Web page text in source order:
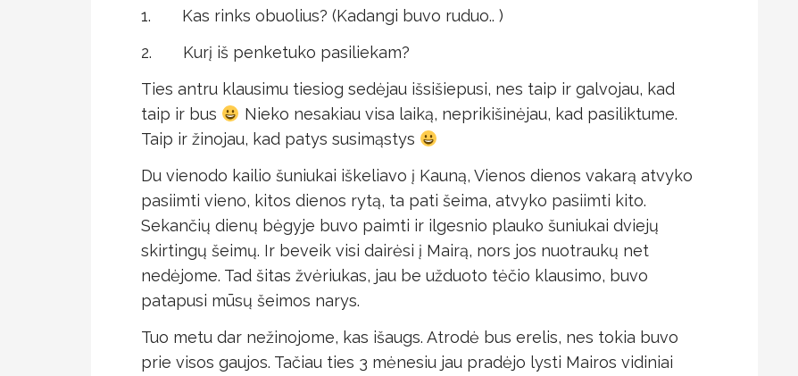
1. Kas rinks obuolius? (Kadangi buvo ruduo.. )
2. Kurį iš penketuko pasiliekam?
Ties antru klausimu tiesiog sedėjau išsišiepusi, nes taip ir galvojau, kad
taip ir bus
Nieko nesakiau visa laiką, neprikišinėjau, kad pasiliktume.
Taip ir žinojau, kad patys susimąstys
Du vienodo kailio šuniukai iškeliavo į Kauną, Vienos dienos vakarą atvyko
pasiimti vieno, kitos dienos rytą, ta pati šeima, atvyko pasiimti kito.
Sekančių dienų bėgyje buvo paimti ir ilgesnio plauko šuniukai dviejų
skirtingų šeimų. Ir beveik visi dairėsi į Mairą, nors jos nuotraukų net
nedėjome. Tad šitas žvėriukas, jau be užduoto tėčio klausimo, buvo
patapusi mūsų šeimos narys.
Tuo metu dar nežinojome, kas išaugs. Atrodė bus erelis, nes tokia buvo
prie visos gaujos. Tačiau ties 3 mėnesiu jau pradėjo lysti Mairos vidiniai